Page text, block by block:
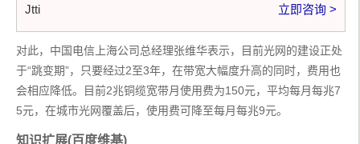
Jtti 立即咨询 >
对此，中国电信上海公司总经理张维华表示，目前光网的建设正处
于“跳变期”，只要经过2至3年，在带宽大幅度升高的同时，费用也
会相应降低。目前2兆铜缆宽带月使用费为150元，平均每月每兆7
5元，在城市光网覆盖后，使用费可降至每月每兆9元。
知识扩展(百度维基)